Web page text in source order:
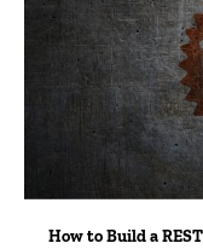
How to Build a